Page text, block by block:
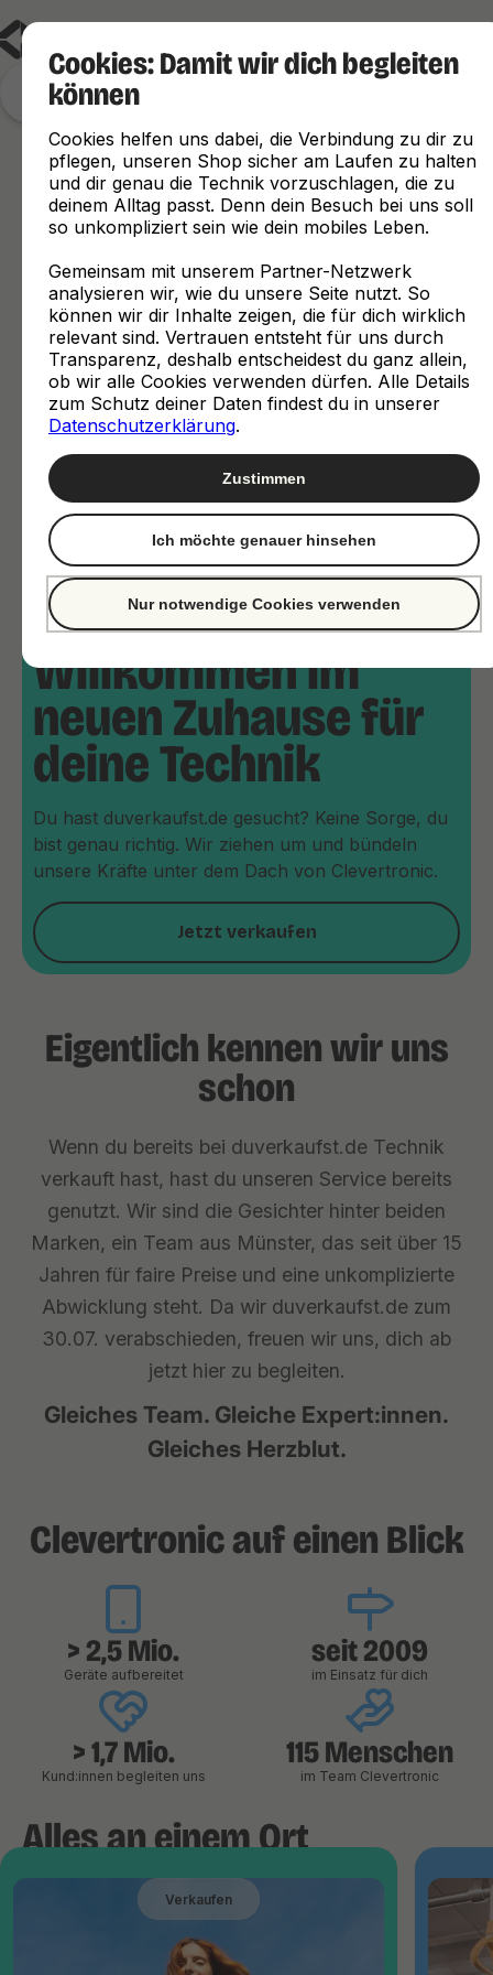
Willkommen im
neuen Zuhause für
deine Technik
Du hast duverkaufst.de gesucht? Keine Sorge, du
bist genau richtig. Wir ziehen um und bündeln
unsere Kräfte unter dem Dach von Clevertronic.
Jetzt verkaufen
Eigentlich kennen wir uns
schon
Wenn du bereits bei duverkaufst.de Technik
verkauft hast, hast du unseren Service bereits
genutzt. Wir sind die Gesichter hinter beiden
Marken, ein Team aus Münster, das seit über 15
Jahren für faire Preise und eine unkomplizierte
Abwicklung steht. Da wir duverkaufst.de zum
30.07. verabschieden, freuen wir uns, dich ab
jetzt hier zu begleiten.
Gleiches Team. Gleiche Expert:innen.
Gleiches Herzblut.
Clevertronic auf einen Blick
> 2,5 Mio.
Geräte aufbereitet
seit 2009
im Einsatz für dich
> 1,7 Mio.
Kund:innen begleiten uns
115 Menschen
im Team Clevertronic
Alles an einem Ort
Verkaufen
Cookies: Damit wir dich begleiten
können
Cookies helfen uns dabei, die Verbindung zu dir zu
pflegen, unseren Shop sicher am Laufen zu halten
und dir genau die Technik vorzuschlagen, die zu
deinem Alltag passt. Denn dein Besuch bei uns soll
so unkompliziert sein wie dein mobiles Leben.
Gemeinsam mit unserem Partner-Netzwerk
analysieren wir, wie du unsere Seite nutzt. So
können wir dir Inhalte zeigen, die für dich wirklich
relevant sind. Vertrauen entsteht für uns durch
Transparenz, deshalb entscheidest du ganz allein,
ob wir alle Cookies verwenden dürfen. Alle Details
zum Schutz deiner Daten findest du in unserer
Datenschutzerklärung.
Nur notwendige Cookies verwenden
Ich möchte genauer hinsehen
Zustimmen